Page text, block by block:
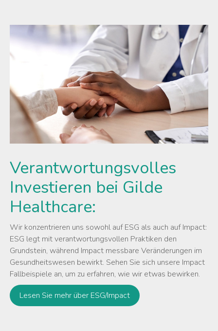
Verantwortungsvolles
Investieren bei Gilde
Healthcare:
Wir konzentrieren uns sowohl auf ESG als auch auf Impact:
ESG legt mit verantwortungsvollen Praktiken den
Grundstein, während Impact messbare Veränderungen im
Gesundheitswesen bewirkt. Sehen Sie sich unsere Impact
Fallbeispiele an, um zu erfahren, wie wir etwas bewirken.
Lesen Sie mehr über ESG/Impact